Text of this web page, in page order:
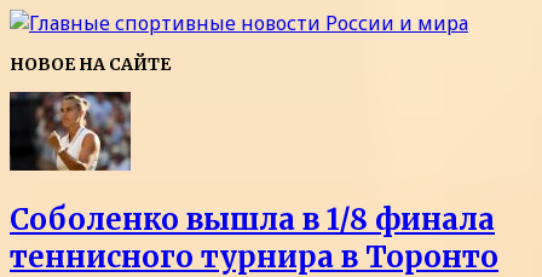
НОВОЕ НА САЙТЕ
Соболенко вышла в 1/8 финала
теннисного турнира в Торонто